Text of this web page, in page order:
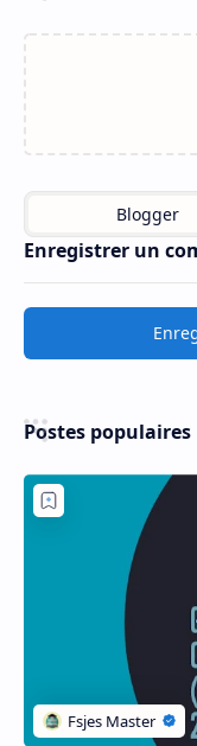
Enregistrer un
Postes populaires